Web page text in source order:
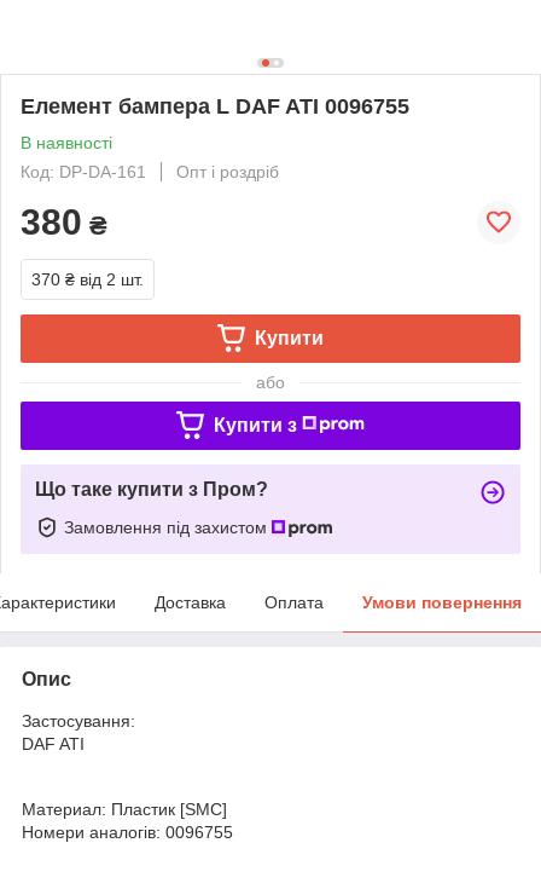
Елемент бампера L DAF ATI 0096755
В наявності
Код: DP-DA-161
Опт і роздріб
380 ₴
370 ₴ від 2 шт.
Купити
або
Купити з
Що таке купити з Пром?
Замовлення під захистом
Доставка Оплата Умови повернення
Опис
Застосування:
DAF ATI
Материал: Пластик [SMC]
Номери аналогів: 0096755